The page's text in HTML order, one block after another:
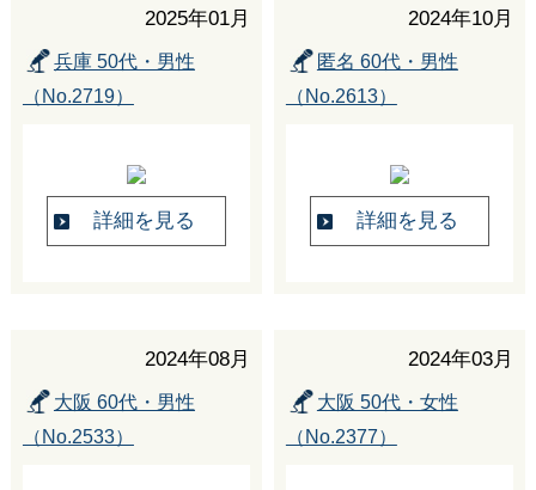
2025年01月
兵庫 50代・男性
（No.2719）
詳細を見る
2024年10月
匿名 60代・男性
（No.2613）
詳細を見る
2024年08月
大阪 60代・男性
（No.2533）
2024年03月
大阪 50代・女性
（No.2377）